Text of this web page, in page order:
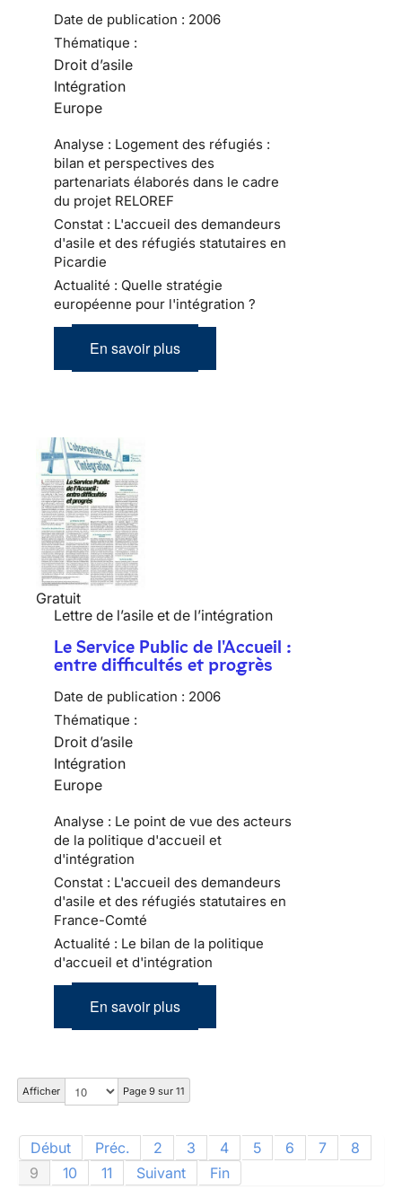
Date de publication : 2006
Thématique :
Droit d’asile
Intégration
Europe
Analyse : Logement des réfugiés :
bilan et perspectives des
partenariats élaborés dans le cadre
du projet RELOREF
Constat : L'accueil des demandeurs
d'asile et des réfugiés statutaires en
Picardie
Actualité : Quelle stratégie
européenne pour l'intégration ?
En savoir plus
Gratuit
Lettre de l’asile et de l’intégration
Le Service Public de l'Accueil :
entre difficultés et progrès
Date de publication : 2006
Thématique :
Droit d’asile
Intégration
Europe
Analyse : Le point de vue des acteurs
de la politique d'accueil et
d'intégration
Constat : L'accueil des demandeurs
d'asile et des réfugiés statutaires en
France-Comté
Actualité : Le bilan de la politique
d'accueil et d'intégration
En savoir plus
Afficher Page 9 sur 11
Début Préc. 2 3 4 5 6 7
8
9
10 11 Suivant Fin